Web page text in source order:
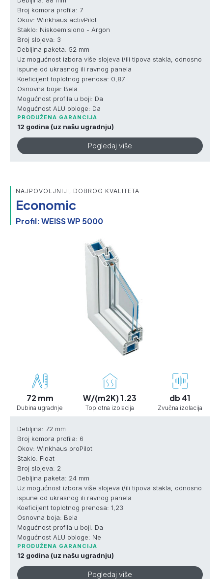
Broj komora profila: 7
Okov: Winkhaus activPilot
Staklo: Niskoemisiono - Argon
Broj slojeva: 3
Debljina paketa: 52 mm
Uz mogućnost izbora više slojeva i/ili tipova stakla, odnosno
ispune od ukrasnog ili ravnog panela
Koeficijent toplotnog prenosa: 0,87
Osnovna boja: Bela
Mogućnost profila u boji: Da
Mogućnost ALU obloge: Da
PRODUŽENA GARANCIJA
12 godina (uz našu ugradnju)
Pogledaj više
NAJPOVOLJNIJI, DOBROG KVALITETA
Economic
Profil: WEISS WP 5000
72 mm
Dubina ugradnje
W/(m2K) 1.23
Toplotna izolacija
db 41
Zvučna izolacija
Debljina: 72 mm
Broj komora profila: 6
Okov: Winkhaus proPilot
Staklo: Float
Broj slojeva: 2
Debljina paketa: 24 mm
Uz mogućnost izbora više slojeva i/ili tipova stakla, odnosno
ispune od ukrasnog ili ravnog panela
Koeficijent toplotnog prenosa: 1,23
Osnovna boja: Bela
Mogućnost profila u boji: Da
Mogućnost ALU obloge: Ne
PRODUŽENA GARANCIJA
12 godina (uz našu ugradnju)
Pogledaj više